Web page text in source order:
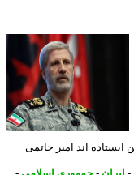
اند امیر حاتمی